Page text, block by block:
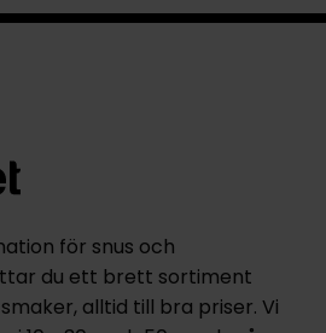
för snus och
du ett brett sortiment
alltid till bra priser. Vi